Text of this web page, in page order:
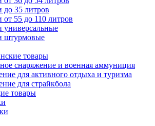
до 35 литров
от 55 до 110 литров
универсальные
штурмовые
товары
снаряжение и военная аммуниция
для активного отдыха и туризма
для страйкбола
товары